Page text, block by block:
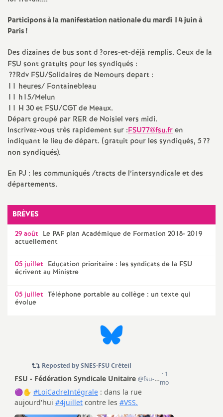
n
t
e
S
e
c
o
n
d
r
Participons à la manifestation nationale du mardi 14 juin à
Paris!
Des dizaines de bus sont d?ores-et-déjà remplis. Ceux de la
FSU sont gratuits pour les syndiqués :
??Rdv FSU/Solidaires de Nemours depart :
11 heures/ Fontainebleau
11 h15/Melun
11 H 30 et FSU/CGTde Meaux.
Départ groupé par RER de Noisiel vers midi.
Inscrivez-vous très rapidement sur :FSU77@fsu.fren
indiquant le lieu de départ. (gratuit pour les syndiqués, 5??
non syndiqués).
En PJ : les communiqués /tracts de l’intersyndicale et des
départements.
BRÈVES
29 août Le PAF plan Académique de Formation 2018- 2019
actuellement
05 juillet Education prioritaire : les syndicats de la FSU
écrivent au Ministre
05 juillet Téléphone portable au collège : un texte qui
évolue